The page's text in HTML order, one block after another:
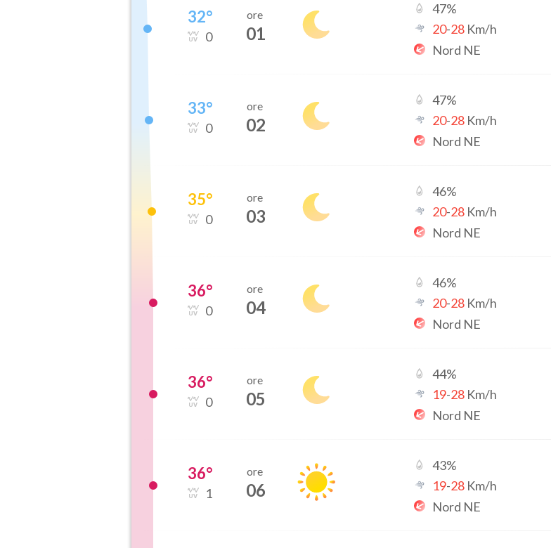
32°
0
ore
01
47%
20-28 Km/h
Nord NE
33°
0
ore
02
47%
20-28 Km/h
Nord NE
35°
0
ore
03
46%
20-28 Km/h
Nord NE
36°
0
ore
04
46%
20-28 Km/h
Nord NE
36°
0
ore
05
44%
19-28 Km/h
Nord NE
36°
1
ore
06
43%
19-28 Km/h
Nord NE